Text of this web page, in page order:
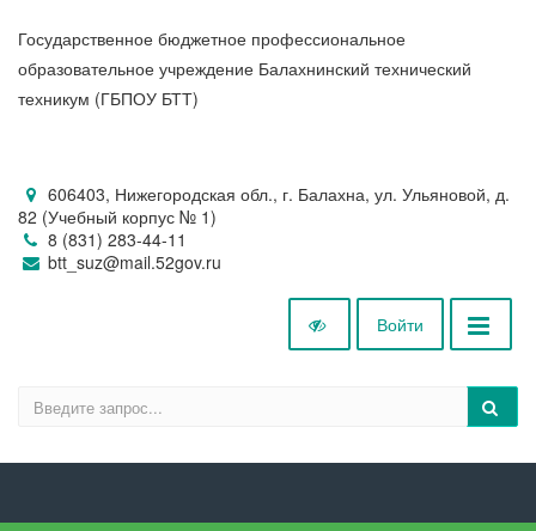
Государственное бюджетное профессиональное
образовательное учреждение Балахнинский технический
техникум (ГБПОУ БТТ)
606403, Нижегородская обл., г. Балахна, ул. Ульяновой, д.
82 (Учебный корпус № 1)
8 (831) 283-44-11
btt_suz@mail.52gov.ru
Войти